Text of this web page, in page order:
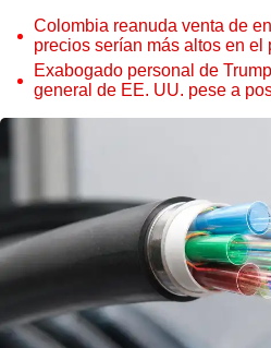
Colombia reanuda venta de
precios serían más altos en el
según Cenace
Exabogado personal de
general de EE. UU. pese a